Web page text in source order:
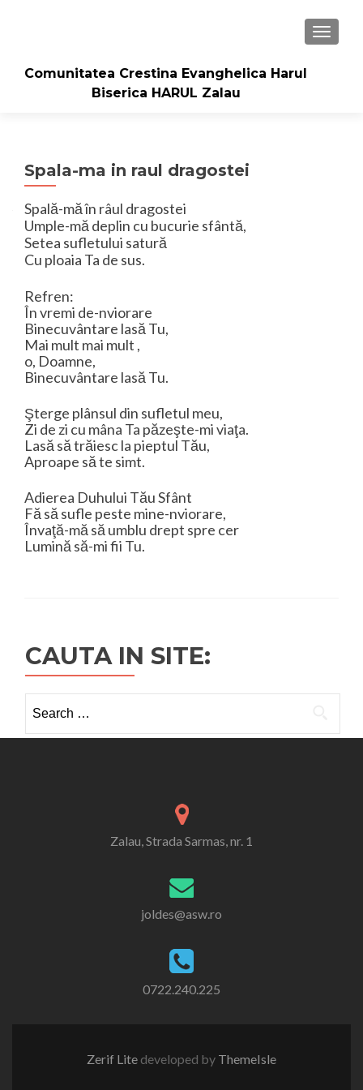
Comunitatea Crestina Evanghelica Harul
Biserica HARUL Zalau
Spala-ma in raul dragostei
Spală-mă în râul dragostei
Umple-mă deplin cu bucurie sfântă,
Setea sufletului satură
Cu ploaia Ta de sus.
Refren:
În vremi de-nviorare
Binecuvântare lasă Tu,
Mai mult mai mult ,
o, Doamne,
Binecuvântare lasă Tu.
Şterge plânsul din sufletul meu,
Zi de zi cu mâna Ta păzeşte-mi viaţa.
Lasă să trăiesc la pieptul Tău,
Aproape să te simt.
Adierea Duhului Tău Sfânt
Fă să sufle peste mine-nviorare,
Învaţă-mă să umblu drept spre cer
Lumină să-mi fii Tu.
CAUTA IN SITE:
for:
Zalau, Strada Sarmas, nr. 1
joldes@asw.ro
0722.240.225
Zerif Lite developed by ThemeIsle